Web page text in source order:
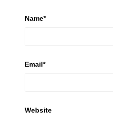
Name*
Email*
Website